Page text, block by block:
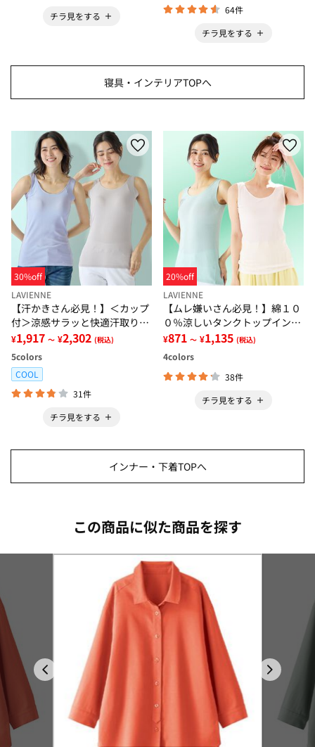
チラ見をする
64件
チラ見をする
寝具・インテリアTOPへ
30%off
LAVIENNE
【汗かきさん必見！】＜カップ
付＞涼感サラッと快適汗取りタ
ンクトップインナー＜さらりラ
ボ＞
¥1,917 ～ ¥2,302 (税込)
5colors
COOL
31件
チラ見をする
20%off
LAVIENNE
【ムレ嫌いさん必見！】綿１０
０％涼しいタンクトップインナ
ー＜さらりラボ＞
¥871 ～ ¥1,135 (税込)
4colors
38件
チラ見をする
インナー・下着TOPへ
この商品に似た商品を探す